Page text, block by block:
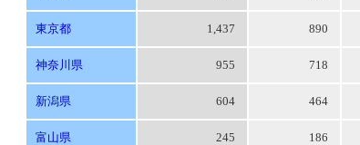
東京都 1,437 890
神奈川県 955 718
新潟県 604 464
富山県 245 186